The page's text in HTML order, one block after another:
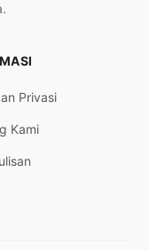
Privasi
Kami